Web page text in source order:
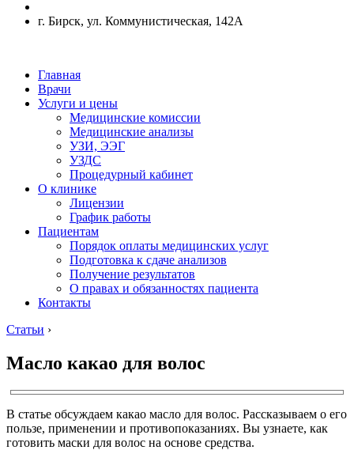
г. Бирск, ул. Коммунистическая, 142А
Главная
Врачи
Услуги и цены
Медицинские комиссии
Медицинские анализы
УЗИ, ЭЭГ
УЗДС
Процедурный кабинет
О клинике
Лицензии
График работы
Пациентам
Порядок оплаты медицинских услуг
Подготовка к сдаче анализов
Получение результатов
О правах и обязанностях пациента
Контакты
Статьи ›
Масло какао для волос
В статье обсуждаем какао масло для волос. Рассказываем о его
пользе, применении и противопоказаниях. Вы узнаете, как
готовить маски для волос на основе средства.